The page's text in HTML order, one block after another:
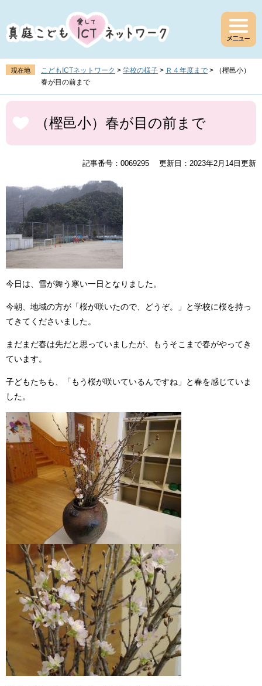
ジ
の
頭
す
。
ュ
ー
飛
し
て
へ
現在地 こどもICTネットワーク > 学校の様子 > Ｒ４年度まで >
（樫邑小）
春が目の前まで
本
文
（樫邑小）春が目の前まで
記事番号：0069295 更新日：2023年2月14日更新
今日は、雪が舞う寒い一日となりました。
今朝、地域の方が「桜が咲いたので、どうぞ。」と学校に桜を持っ
てきてくださいました。
まだまだ春は先だと思っていましたが、もうそこまで春がやってき
ています。
子どもたちも、「もう桜が咲いているんですね」と春を感じていま
した。